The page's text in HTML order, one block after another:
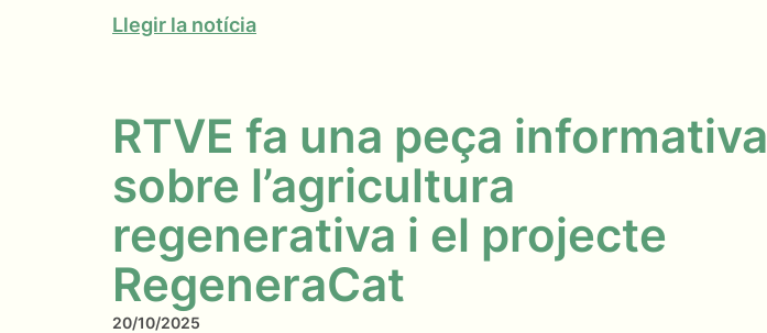
Llegir la notícia
RTVE fa una peça informativa
sobre l’agricultura
regenerativa i el projecte
RegeneraCat
20/10/2025